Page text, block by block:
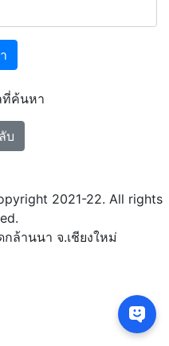
ค้นหา
บ
2021-22. All rights
ล้านนา จ.เชียงใหม่